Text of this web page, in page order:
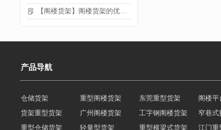
【阁楼货架】阁楼货架的优点是什么
产品导航
仓储货架 重型阁楼货架 东莞重型货架
阁楼平
货架重型货架
广州阁楼货架 工字钢阁楼货架
窄巷式
重型仓储货架
轻量型货架 重型横梁式货架 江门重